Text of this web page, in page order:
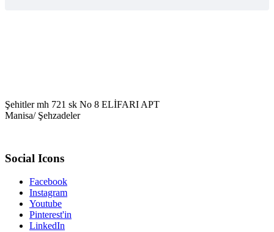
Şehitler mh 721 sk No 8 ELİFARI APT
Manisa/ Şehzadeler
Social Icons
Facebook
Instagram
Youtube
Pinterest'in
LinkedIn